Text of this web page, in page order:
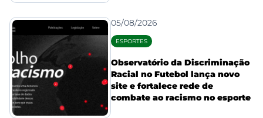
05/08/2026
ESPORTES
Observatório da Discriminação
Racial no Futebol lança novo
site e fortalece rede de
combate ao racismo no esporte